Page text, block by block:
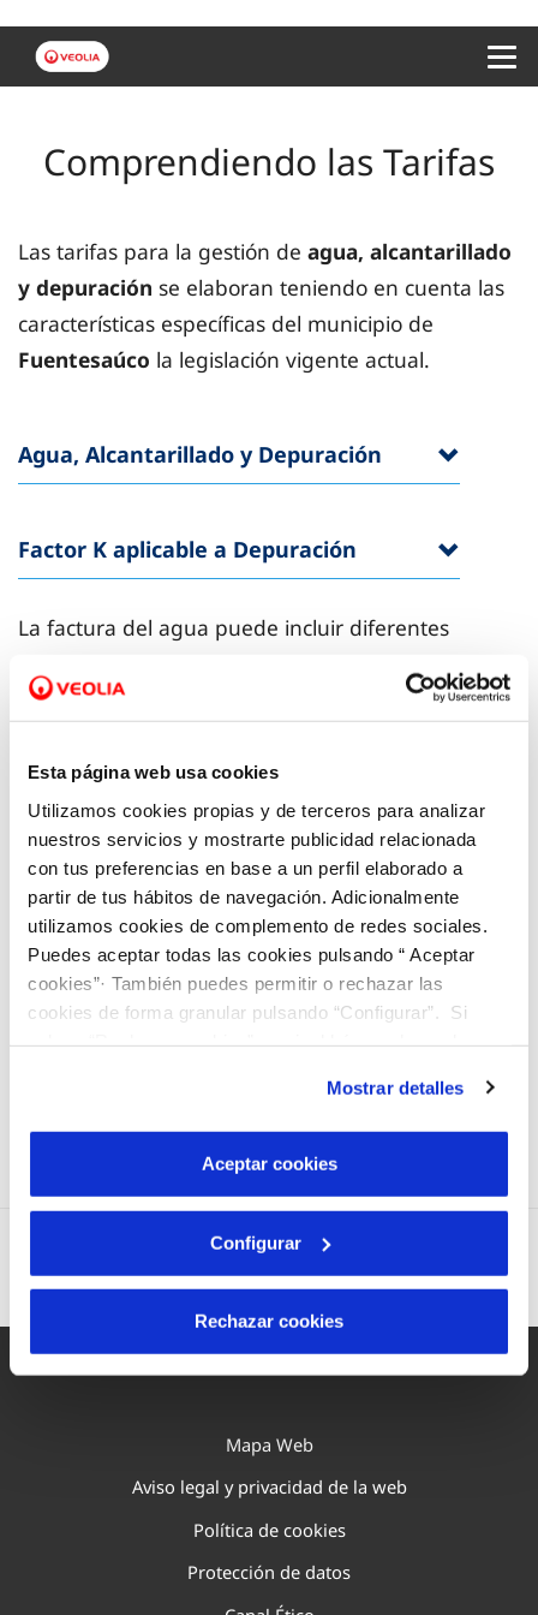
Esta página web usa cookies
Utilizamos cookies propias y de terceros para analizar
nuestros servicios y mostrarte publicidad relacionada
con tus preferencias en base a un perfil elaborado a
partir de tus hábitos de navegación. Adicionalmente
utilizamos cookies de complemento de redes sociales.
Puedes aceptar todas las cookies pulsando “ Aceptar
cookies”· También puedes permitir o rechazar las
cookies de forma granular pulsando “Configurar”. Si
son indispensables para que el sitio web funcione y que
por tanto no se pueden desactivar. Puedes consultar
más información en nuestraPolítica de Cookies
Mostrar detalles
Aceptar cookies
Configurar
Rechazar cookies
Comprendiendo las Tarifas
Las tarifas para la gestión de agua, alcantarillado
y depuración se elaboran teniendo en cuenta las
características específicas del municipio de
Fuentesaúco la legislación vigente actual.
Agua, Alcantarillado y Depuración
Factor K aplicable a Depuración
La factura del agua puede incluir diferentes
lo que representaría el precio por litro de una
doméstica (1m³ = 1.000 litros).
Consumo
de 7 m³
Consumo
de 15 m³
Consumo
de 30 m³
€/1.000
litros
0,2382 € 0,1968 € 0,2136 €
Mapa Web
Aviso legal y privacidad de la web
Política de cookies
Protección de datos